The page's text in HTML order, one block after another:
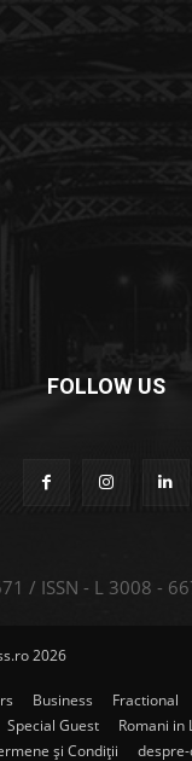
FOLLOW US
/ ISSN - L 3008 -
2026
Business Fractional
Special Guest
Romani in
și Condiții